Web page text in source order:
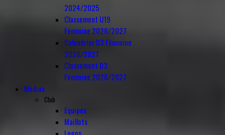
2024/2025
Classement U19
Féminine 2026/2027
Calendrier D3 Féminine
2026/2027
Classement D3
Féminine 2026/2027
Medias
Club
Equipes
Maillots